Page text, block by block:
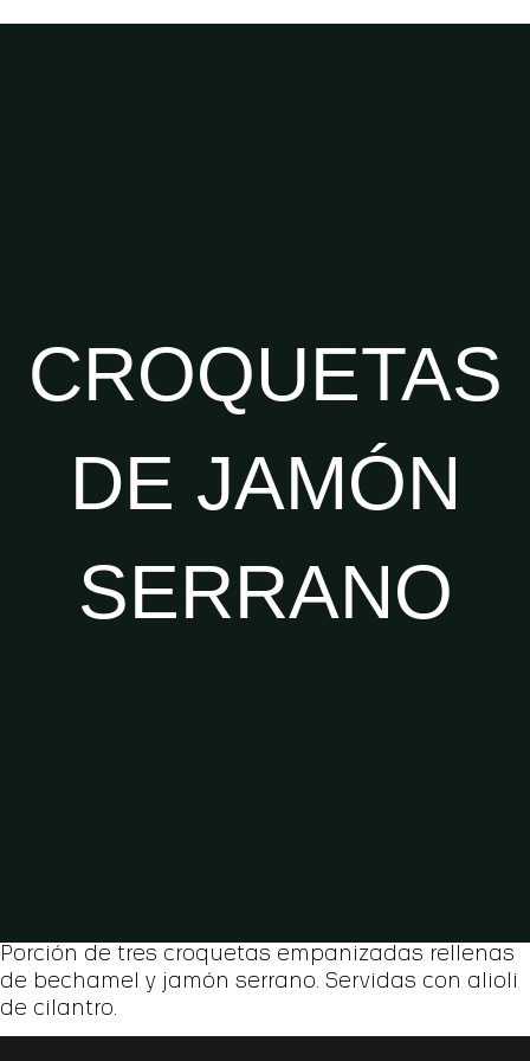
CROQUETAS
DE JAMÓN
SERRANO
Porción de tres croquetas empanizadas rellenas
de bechamel y jamón serrano. Servidas con alioli
de cilantro.